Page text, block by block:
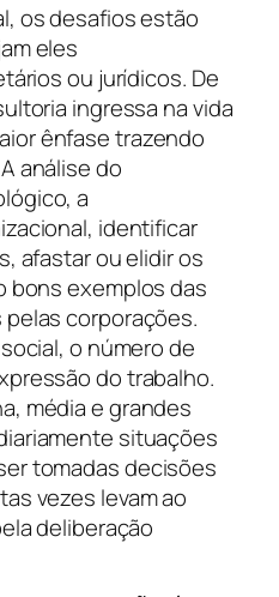
os desafios estão
eles
ou jurídicos. De
ingressa na vida
ênfase trazendo
análise do
a
identificar
afastar ou elidir os
bons exemplos das
corporações.
o número de
do trabalho.
média e grandes
situações
tomadas decisões
vezes levam ao
deliberação